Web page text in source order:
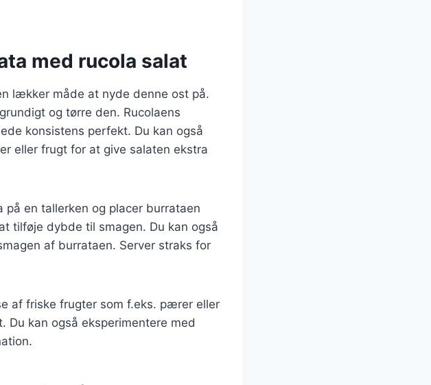
med rucola salat
lækker måde at nyde denne ost på.
og tørre den. Rucolaens
konsistens perfekt. Du kan også
eller frugt for at give salaten ekstra
en tallerken og placer burrataen
tilføje dybde til smagen. Du kan også
af burrataen. Server straks for
af friske frugter som f.eks. pærer eller
Du kan også eksperimentere med